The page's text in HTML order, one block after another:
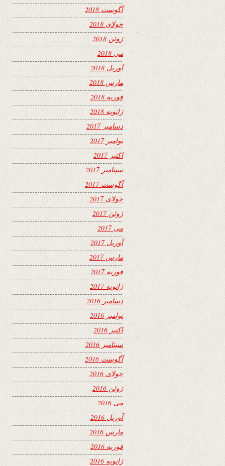
آگوست 2018
جولای 2018
ژوئن 2018
می 2018
آوریل 2018
مارس 2018
فوریه 2018
ژانویه 2018
دسامبر 2017
نوامبر 2017
اکتبر 2017
سپتامبر 2017
آگوست 2017
جولای 2017
ژوئن 2017
می 2017
آوریل 2017
مارس 2017
فوریه 2017
ژانویه 2017
دسامبر 2016
نوامبر 2016
اکتبر 2016
سپتامبر 2016
آگوست 2016
جولای 2016
ژوئن 2016
می 2016
آوریل 2016
مارس 2016
فوریه 2016
ژانویه 2016